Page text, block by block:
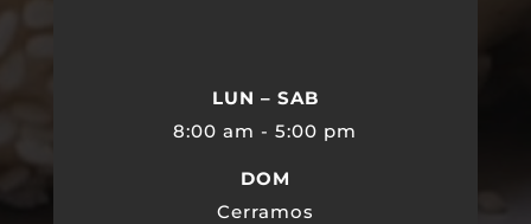
LUN – SAB
8:00 am - 5:00 pm
DOM
Cerramos